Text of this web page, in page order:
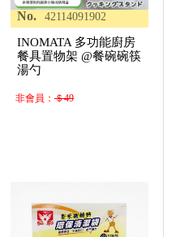
No. 42114091902
INOMATA 多功能廚房
餐具置物架 @餐碗碗筷
湯勺
非會員：＄49